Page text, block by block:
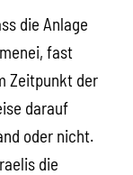
die Anlage
fast
Zeitpunkt der
darauf
oder nicht.
die